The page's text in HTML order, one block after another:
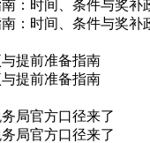
：时间、条件与奖补
：时间、条件与奖补
提前准备指南
提前准备指南
局官方口径来了
局官方口径来了